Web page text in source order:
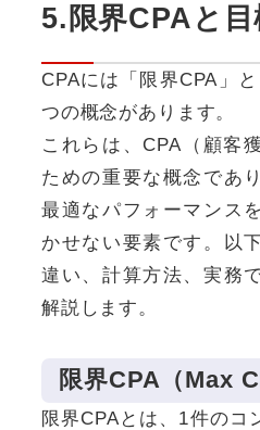
5.限界CPAと
CPAには「限界CPA」
つの概念があります。
これらは、CPA（顧客
ための重要な概念であ
最適なパフォーマンス
かせない要素です。以
違い、計算方法、実務
解説します。
限界CPA（Max
限界CPAとは、1件のコ